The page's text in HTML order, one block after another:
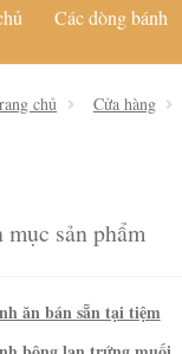
Các dòng bánh
chủ Cửa hàng
mục sản phẩm
ăn bán sẵn tại tiệm